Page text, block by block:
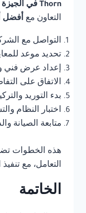
Thorn في الجيزة
التعاون مع أفضل
التواصل مع
تحديد موعد
إعداد عرض فني
الاتفاق على
بدء التوريد
اختبار النظام
متابعة الصيانة
هذه الخطوات
التعامل، مع
الخاتمة